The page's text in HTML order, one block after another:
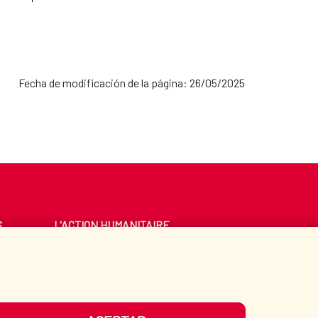
Fecha de modificación de la página: 26/05/2025
L'ACTION HUMANITAIRE